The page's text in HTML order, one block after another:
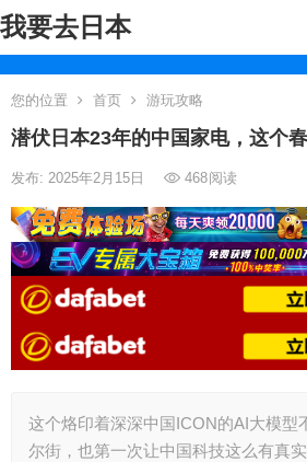
我要去日本
您的位置 首页 游玩攻略
潜伏日本23年的中国家电，这个
发布: 2025年2月15日 468阅读
这个烙印着深深中国ICON的AI大模型
尔街，也第一次让中国科技这么有真